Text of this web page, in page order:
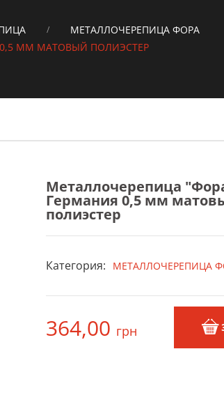
МЕТАЛЛОЧЕРЕПИЦА ФОРА
ММ МАТОВЫЙ ПОЛИЭСТЕР
Металлочерепица
Германия 0,5 мм
полиэстер
Категория: МЕТАЛЛОЧЕРЕПИЦА
364,00 грн